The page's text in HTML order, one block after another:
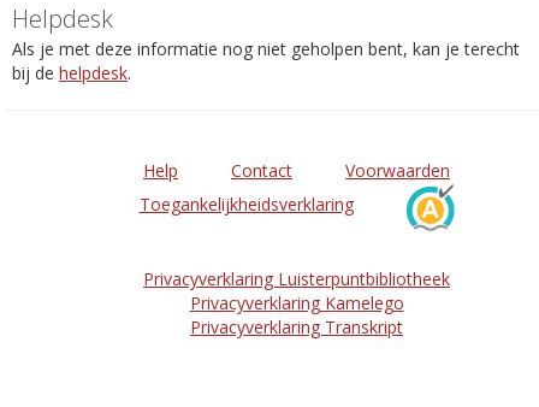
Helpdesk
Als je met deze informatie nog niet geholpen bent, kan je terecht
bij de helpdesk.
Help Contact
Voorwaarden
Toegankelijkheidsverklaring
Privacyverklaring Luisterpuntbibliotheek
Privacyverklaring Kamelego
Privacyverklaring Transkript